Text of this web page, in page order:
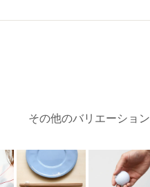
その他のバリエーション